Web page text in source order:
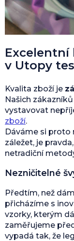
Excelentní
v Utopy
Kvalita zboží je
Našich
vystavovat
zboží.
Dáváme si proto
záležet, je
netradiční
Nezničitelné
Předtím, než
přicházíme s
vzorky, kterým
zaměřujeme
vypadá tak, že